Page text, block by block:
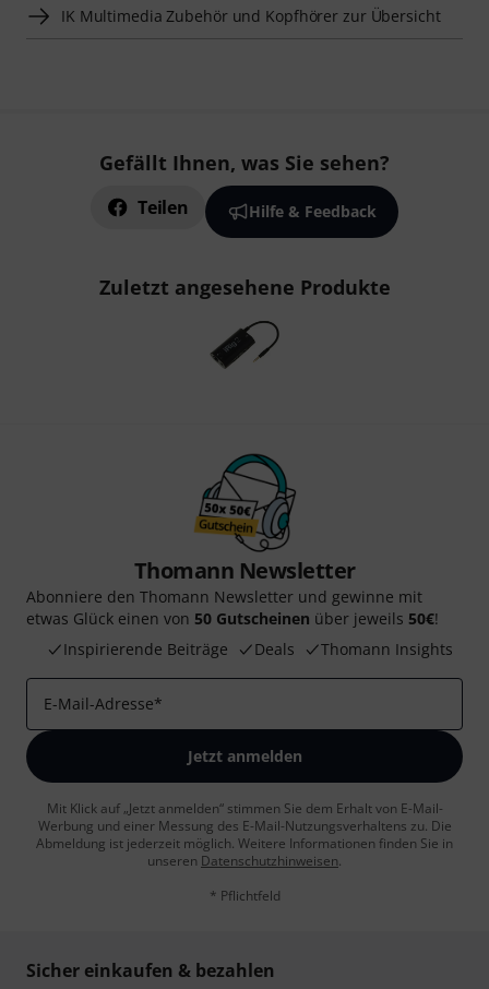
IK Multimedia Zubehör und Kopfhörer zur Übersicht
Gefällt Ihnen, was Sie sehen?
Teilen Hilfe & Feedback
Zuletzt angesehene Produkte
Thomann Newsletter
Abonniere den Thomann Newsletter und gewinne mit
etwas Glück einen von 50 Gutscheinen über jeweils 50€!
Inspirierende Beiträge
Deals Thomann Insights
E-Mail-Adresse*
Jetzt anmelden
Mit Klick auf „Jetzt anmelden“ stimmen Sie dem Erhalt von E-Mail-
Werbung und einer Messung des E-Mail-Nutzungsverhaltens zu. Die
Abmeldung ist jederzeit möglich. Weitere Informationen finden Sie in
unseren Datenschutzhinweisen.
* Pflichtfeld
Sicher einkaufen & bezahlen